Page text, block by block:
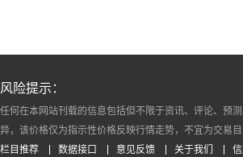
风险提示：
任何在本网站刊载的信息包括但不限于资讯、评论、预
异，该价格仅为指示性价格反映行情走势，不宜为交易
栏目推荐
数据接口 意见反馈 关于我们